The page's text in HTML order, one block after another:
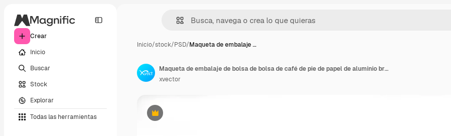
Crear
Inicio
Buscar
Stock
Explorar
Todas las herramientas
Inicio/stock/PSD/Maqueta de embalaje …
Premium
Maqueta de embalaje de bolsa de bolsa de café de pie de papel de aluminio brillante
xvector